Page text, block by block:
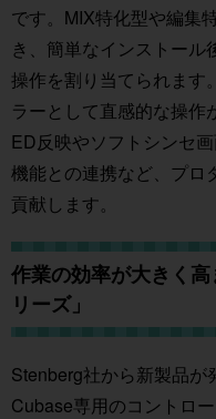
です。MIX特化型や編集
き、簡単なインストー
操作を割り当てられます
ラーとして直感的な操作
ED反映やソフトシンセ
機能との連携など、プロ
貢献します。
作業の効率が大きく
リーズ」
Stenberg社から新製品が
Cubase専用のコントロ